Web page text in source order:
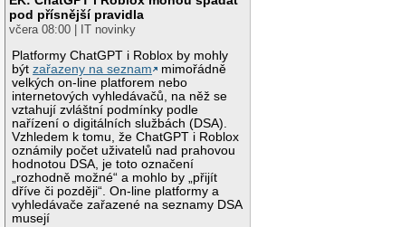
pod přísnější pravidla
včera 08:00 | IT novinky
Platformy ChatGPT i Roblox by mohly
býtzařazeny na seznam
mimořádně
velkých on-line platforem nebo
internetových vyhledávačů, na něž se
vztahují zvláštní podmínky podle
nařízení o digitálních službách (DSA).
Vzhledem k tomu, že ChatGPT i Roblox
oznámily počet uživatelů nad prahovou
hodnotou DSA, je toto označení
„rozhodně možné“ a mohlo by „přijít
dříve či později“. On-line platformy a
vyhledávače zařazené na seznamy DSA
musejí